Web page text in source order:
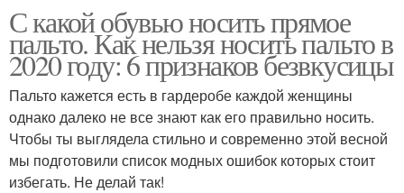
С какой обувью носить прямое
пальто. Как нельзя носить пальто в
2020 году: 6 признаков безвкусицы
Пальто кажется есть в гардеробе каждой женщины
однако далеко не все знают как его правильно носить.
Чтобы ты выглядела стильно и современно этой весной
мы подготовили список модных ошибок которых стоит
избегать. Не делай так!